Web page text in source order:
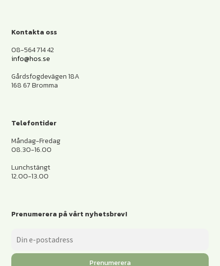
Kontakta oss
08-564 714 42
info@hos.se
Gårdsfogdevägen 18A
168 67 Bromma
Telefontider
Måndag-Fredag
08.30-16.00
Lunchstängt
12.00-13.00
Prenumerera på vårt nyhetsbrev!
Prenumerera